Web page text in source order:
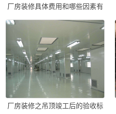
厂房装修具体费用和哪些因素有
关？
厂房装修之吊顶竣工后的验收标